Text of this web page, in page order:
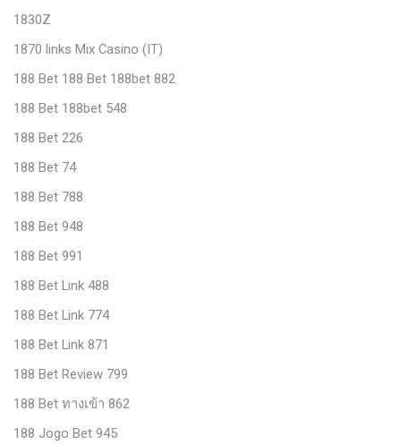
1830Z
1870 links Mix Casino (IT)
188 Bet 188 Bet 188bet 882
188 Bet 188bet 548
188 Bet 226
188 Bet 74
188 Bet 788
188 Bet 948
188 Bet 991
188 Bet Link 488
188 Bet Link 774
188 Bet Link 871
188 Bet Review 799
188 Bet ทางเข้า 862
188 Jogo Bet 945